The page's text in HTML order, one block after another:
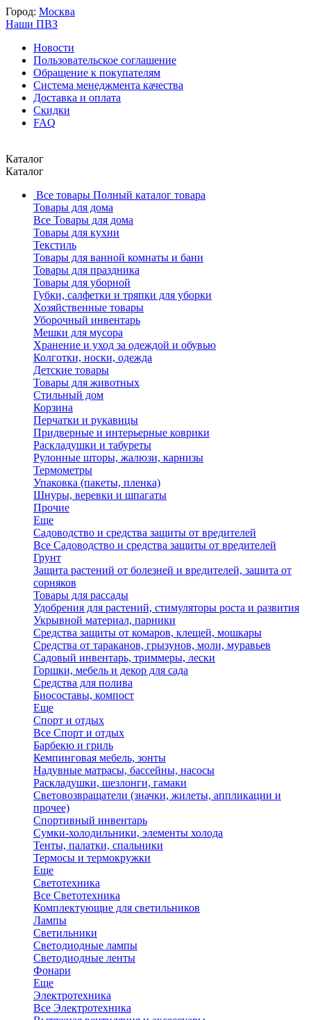
Город: Москва
Наши ПВЗ
Новости
Пользовательское соглашение
Обращение к покупателям
Система менеджмента качества
Доставка и оплата
Скидки
FAQ
Каталог
Каталог
Все товары Полный каталог товара
Товары для дома
Все Товары для дома
Товары для кухни
Текстиль
Товары для ванной комнаты и бани
Товары для праздника
Товары для уборной
Губки, салфетки и тряпки для уборки
Хозяйственные товары
Уборочный инвентарь
Мешки для мусора
Хранение и уход за одеждой и обувью
Колготки, носки, одежда
Детские товары
Товары для животных
Стильный дом
Корзина
Перчатки и рукавицы
Придверные и интерьерные коврики
Раскладушки и табуреты
Рулонные шторы, жалюзи, карнизы
Термометры
Упаковка (пакеты, пленка)
Шнуры, веревки и шпагаты
Прочие
Еще
Садоводство и средства защиты от вредителей
Все Садоводство и средства защиты от вредителей
Грунт
Защита растений от болезней и вредителей, защита от
сорняков
Товары для рассады
Удобрения для растений, стимуляторы роста и развития
Укрывной материал, парники
Средства защиты от комаров, клещей, мошкары
Средства от тараканов, грызунов, моли, муравьев
Садовый инвентарь, триммеры, лески
Горшки, мебель и декор для сада
Средства для полива
Биосоставы, компост
Еще
Спорт и отдых
Все Спорт и отдых
Барбекю и гриль
Кемпинговая мебель, зонты
Надувные матрасы, бассейны, насосы
Раскладушки, шезлонги, гамаки
Световозвращатели (значки, жилеты, аппликации и
прочее)
Спортивный инвентарь
Сумки-холодильники, элементы холода
Тенты, палатки, спальники
Термосы и термокружки
Еще
Светотехника
Все Светотехника
Комплектующие для светильников
Лампы
Светильники
Светодиодные лампы
Светодиодные ленты
Фонари
Еще
Электротехника
Все Электротехника